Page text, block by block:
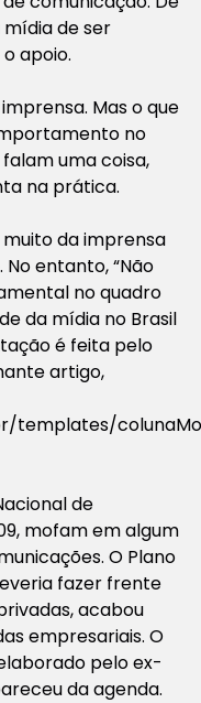
mídia de ser
apoio.
Mas o que
no
uma coisa,
na prática.
da imprensa
entanto, “Não
no quadro
da mídia no Brasil
é feita pelo
artigo,
templates/
de
mofam em algum
O Plano
fazer frente
acabou
empresariais. O
pelo ex-
da agenda.